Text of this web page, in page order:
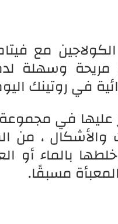
مع
مريحة وسهلة
في روتينك
عليها في
والأشكال ، من
بالماء أو
مسبقًا.